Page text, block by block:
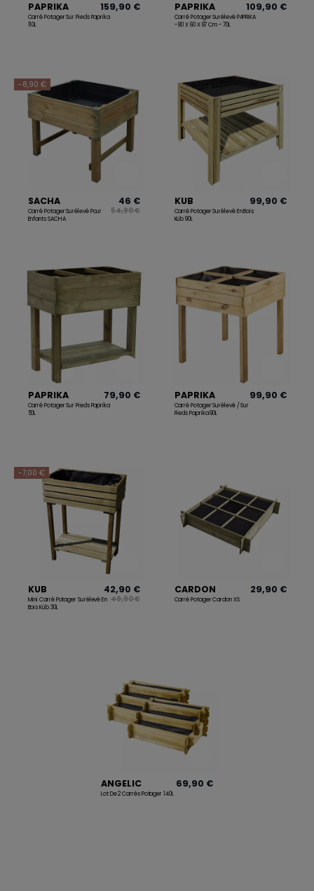
PAPRIKA
Carré Potager Sur Pieds Paprika
110L
159,90 € PAPRIKA
Carré Potager Surélevé PAPRIKA
- 80 X 60 X 87 Cm - 70L
109,90 €
SACHA
Carré Potager Surélevé Pour
Enfants SACHA
46 €
54,90 €
-8,90 €
KUB
Carré Potager Surélevé En Bois
Küb 90L
99,90 €
PAPRIKA
Carré Potager Sur Pieds Paprika
50L
79,90 € PAPRIKA
Carré Potager Surélevé / Sur
Pieds Paprika 90L
99,90 €
KUB
Mini Carré Potager Surélevé En
Bois Küb 30L
42,90 €
49,90 €
-7,00 €
CARDON
Carré Potager Cardon XS
29,90 €
ANGELIC
Lot De 2 Carrés Potager 140L
69,90 €